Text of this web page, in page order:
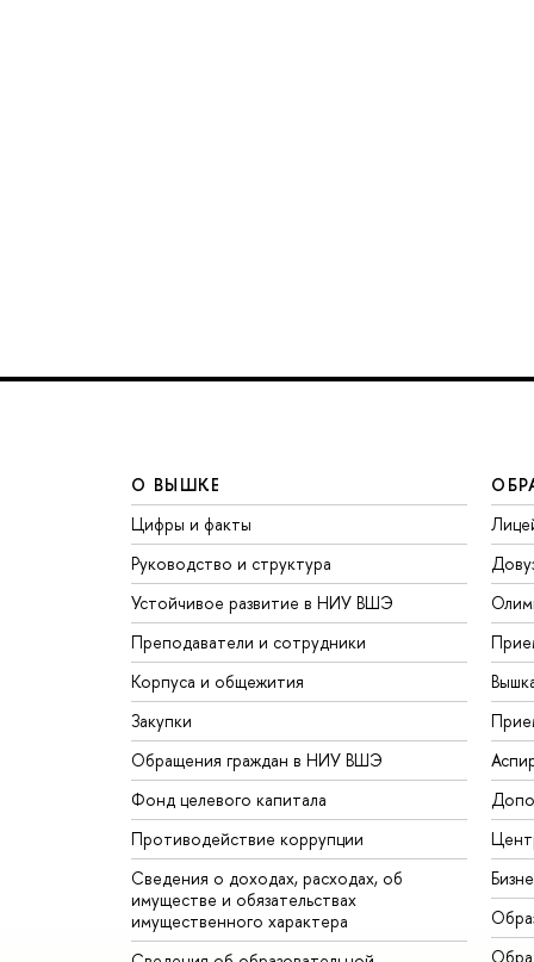
О ВЫШКЕ
Цифры и факты
Руководство и структура
Устойчивое развитие в НИУ ВШЭ
Преподаватели и сотрудники
Корпуса и общежития
Закупки
Обращения граждан в НИУ ВШЭ
Фонд целевого капитала
Противодействие коррупции
Сведения о доходах, расходах, об
имуществе и обязательствах
имущественного характера